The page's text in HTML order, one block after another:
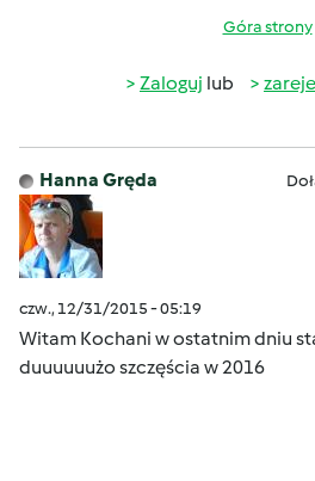
Góra strony
Zaloguj lub
Hanna Gręda
czw., 12/31/2015 - 05:19
Witam Kochani w ostatnim dniu
duuuuuużo szczęścia w 2016